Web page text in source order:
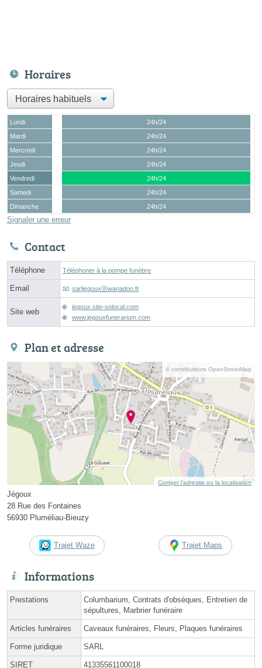
Horaires
Lundi
24h/24
Mardi
24h/24
Mercredi
24h/24
Jeudi
24h/24
Vendredi
24h/24
Samedi
24h/24
Dimanche
24h/24
Signaler une erreur
Contact
Téléphone Téléphoner à la pompe funèbre
Email sarljegouxⓐwanadoo.fr
Site web
jegoux.site-solocal.com
www.jegouxfunerarium.com
Plan et adresse
© contributeurs OpenStreetMap
Corriger l’adresse ou la localisation
Jégoux
28 Rue des Fontaines
56930 Pluméliau-Bieuzy
Trajet Waze Trajet Maps
Informations
Prestations
Columbarium, Contrats d'obsèques, Entretien de
sépultures, Marbrier funéraire
Articles funéraires Caveaux funéraires, Fleurs, Plaques funéraires
Forme juridique SARL
SIRET 41335561100018